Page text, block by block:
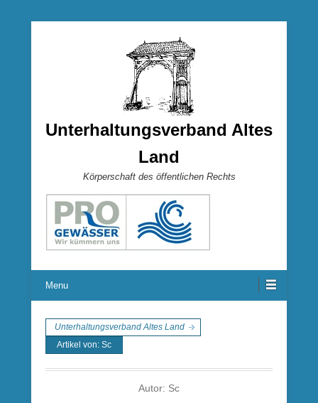
Unterhaltungsverband Altes
Land
Körperschaft des öffentlichen Rechts
Menu
Unterhaltungsverband Altes Land
Artikel von: Sc
Autor: Sc